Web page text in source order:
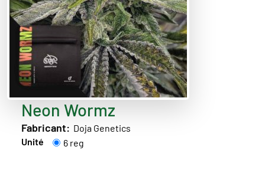
Neon Wormz
Fabricant: Doja Genetics
Unité
6 reg